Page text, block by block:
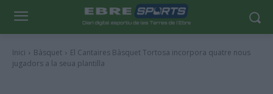
Inici Bàsquet
El Cantaires Bàsquet Tortosa incorpora quatre nous
jugadors a la seua plantilla